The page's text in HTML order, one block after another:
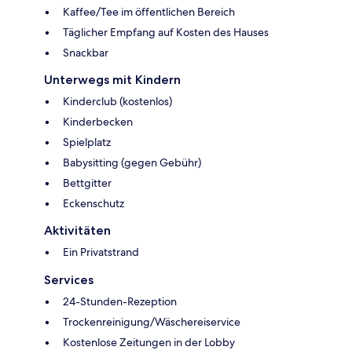
Kaffee/Tee im öffentlichen Bereich
Täglicher Empfang auf Kosten des Hauses
Snackbar
Unterwegs mit Kindern
Kinderclub (kostenlos)
Kinderbecken
Spielplatz
Babysitting (gegen Gebühr)
Bettgitter
Eckenschutz
Aktivitäten
Ein Privatstrand
Services
24-Stunden-Rezeption
Trockenreinigung/Wäschereiservice
Kostenlose Zeitungen in der Lobby